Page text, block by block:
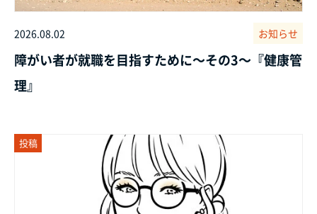
2026.08.02 お知らせ
障がい者が就職を目指すために～その3～『健康管
理』
投稿